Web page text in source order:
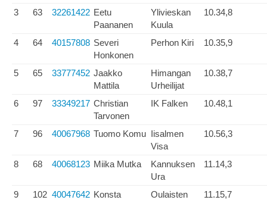
3 63 32261422 Eetu
Paananen
Ylivieskan
Kuula
10.34,8
4 64 40157808 Severi
Honkonen
Perhon Kiri 10.35,9
5 65 33777452 Jaakko
Mattila
Himangan
Urheilijat
10.38,7
6 97 33349217 Christian
Tarvonen
IK Falken 10.48,1
7 96 40067968 Tuomo Komu Iisalmen
Visa
10.56,3
8 68 40068123 Miika Mutka
Kannuksen
Ura
11.14,3
9 102 40047642 Konsta
Oulaisten
11.15,7